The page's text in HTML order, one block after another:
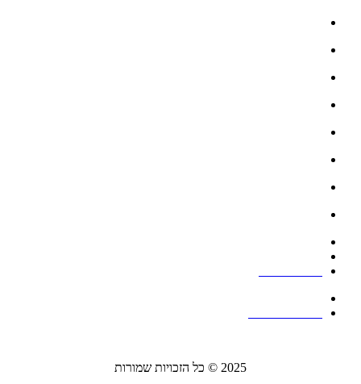
2025 © כל הזכויות שמורות